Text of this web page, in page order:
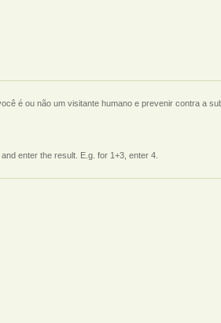
é ou não um visitante humano e prevenir contra a
enter the result. E.g. for 1+3, enter 4.